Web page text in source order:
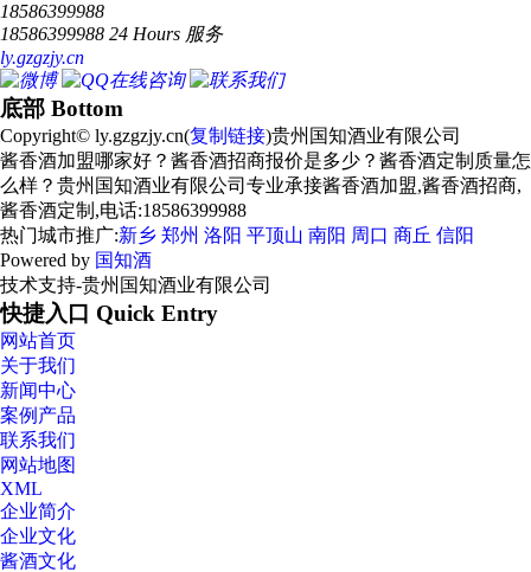
18586399988
18586399988 24 Hours 服务
ly.gzgzjy.cn
底部 Bottom
Copyright© ly.gzgzjy.cn(复制链接)贵州国知酒业有限公司
酱香酒加盟哪家好？酱香酒招商报价是多少？酱香酒定制质量怎
么样？贵州国知酒业有限公司专业承接酱香酒加盟,酱香酒招商,
酱香酒定制,电话:18586399988
热门城市推广:新乡 郑州 洛阳 平顶山 南阳 周口 商丘 信阳
Powered by 国知酒
技术支持-贵州国知酒业有限公司
快捷入口 Quick Entry
网站首页
关于我们
新闻中心
案例产品
联系我们
网站地图
XML
企业简介
企业文化
酱酒文化